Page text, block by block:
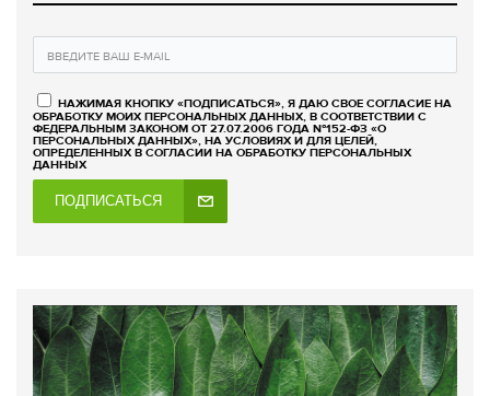
НАЖИМАЯ КНОПКУ «ПОДПИСАТЬСЯ», Я ДАЮ СВОЕ СОГЛАСИЕ НА
ОБРАБОТКУ МОИХ ПЕРСОНАЛЬНЫХ ДАННЫХ, В СООТВЕТСТВИИ С
ФЕДЕРАЛЬНЫМ ЗАКОНОМ ОТ 27.07.2006 ГОДА №152-ФЗ «О
ПЕРСОНАЛЬНЫХ ДАННЫХ», НА УСЛОВИЯХ И ДЛЯ ЦЕЛЕЙ,
ОПРЕДЕЛЕННЫХ В СОГЛАСИИ НА ОБРАБОТКУ ПЕРСОНАЛЬНЫХ
ДАННЫХ
ПОДПИСАТЬСЯ